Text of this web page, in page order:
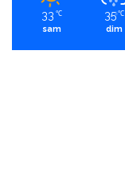
33 ℃
sam
35 ℃
dim